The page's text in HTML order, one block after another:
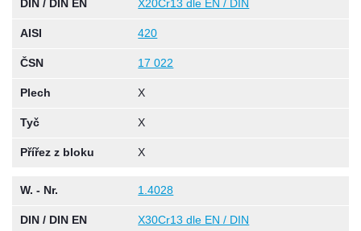
DIN / DIN EN X20Cr13 dle EN / DIN
AISI 420
ČSN 17 022
Plech X
Tyč X
Přířez z bloku X
W. - Nr. 1.4028
DIN / DIN EN X30Cr13 dle EN / DIN